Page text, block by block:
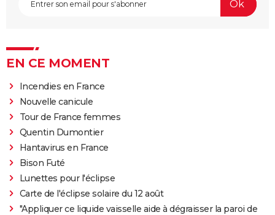
EN CE MOMENT
Incendies en France
Nouvelle canicule
Tour de France femmes
Quentin Dumontier
Hantavirus en France
Bison Futé
Lunettes pour l'éclipse
Carte de l'éclipse solaire du 12 août
"Appliquer ce liquide vaisselle aide à dégraisser la paroi de